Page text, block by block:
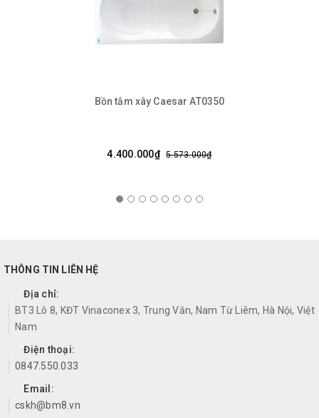
Bồn tắm xây Caesar AT0350
4.400.000₫ 5.573.000₫
THÔNG TIN LIÊN HỆ
Địa chỉ:
BT3 Lô 8, KĐT Vinaconex 3, Trung Văn, Nam Từ Liêm, Hà Nội, Việt
Nam
Điện thoại:
0847.550.033
Email:
cskh@bm8.vn